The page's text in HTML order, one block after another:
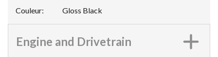
Couleur: Gloss Black
Engine and Drivetrain